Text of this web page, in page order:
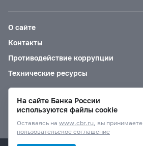
О сайте
Контакты
Противодействие коррупции
Технические ресурсы
Версия для слабовидящих
На сайте Банка России
используются файлы cookie
Оставаясь на www.cbr.ru, вы принимаете
пользовательское соглашение